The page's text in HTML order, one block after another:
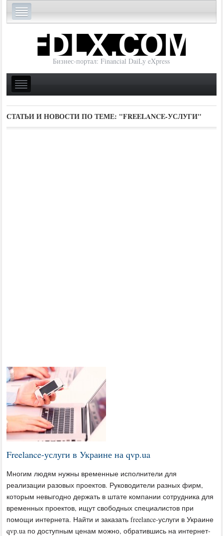
Бизнес-портал: Financial DaiLy eXpress
СТАТЬИ И НОВОСТИ ПО ТЕМЕ: "FREELANCE-УСЛУГИ"
Freelance-услуги в Украине на qvp.ua
Многим людям нужны временные исполнители для
реализации разовых проектов. Руководители разных фирм,
которым невыгодно держать в штате компании сотрудника для
временных проектов, ищут свободных специалистов при
помощи интернета. Найти и заказать freelance-услуги в Украине
qvp.ua по доступным ценам можно, обратившись на интернет-